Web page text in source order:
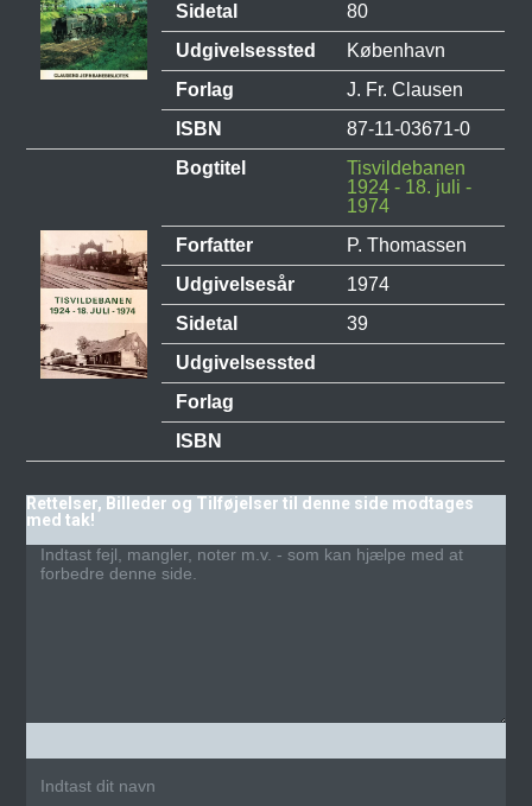
Sidetal
80
Udgivelsessted
København
Forlag
J. Fr. Clausen
ISBN
87-11-03671-0
Bogtitel
Tisvildebanen
1924 - 18. juli -
1974
Forfatter
P. Thomassen
Udgivelsesår
1974
Sidetal
39
Udgivelsessted
Forlag
ISBN
Rettelser, Billeder og Tilføjelser til denne side modtages
med tak!